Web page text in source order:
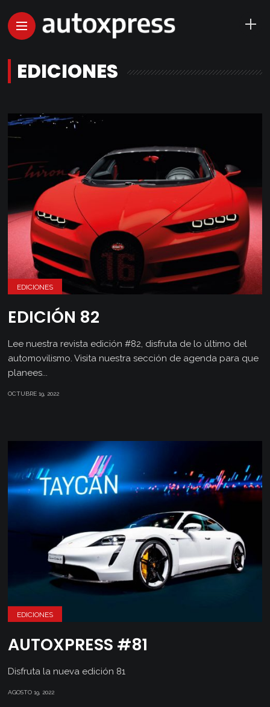
EDICIONES
EDICIONES
EDICIÓN 82
Lee nuestra revista edición #82, disfruta de lo último del
automovilismo. Visita nuestra sección de agenda para que
planees...
OCTUBRE 19, 2022
EDICIONES
AUTOXPRESS #81
Disfruta la nueva edición 81
AGOSTO 19, 2022